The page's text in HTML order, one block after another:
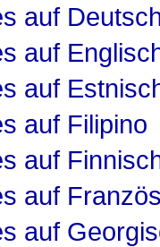
auf
auf
auf
auf Filipino
auf
auf
auf